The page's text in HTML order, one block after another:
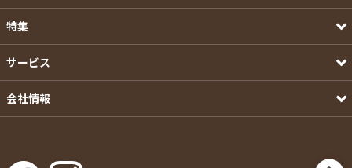
特集
サービス
会社情報